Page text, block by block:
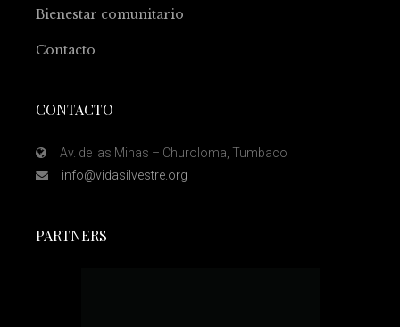
Bienestar comunitario
Contacto
CONTACTO
Av. de las Minas – Churoloma, Tumbaco
info@vidasilvestre.org
PARTNERS